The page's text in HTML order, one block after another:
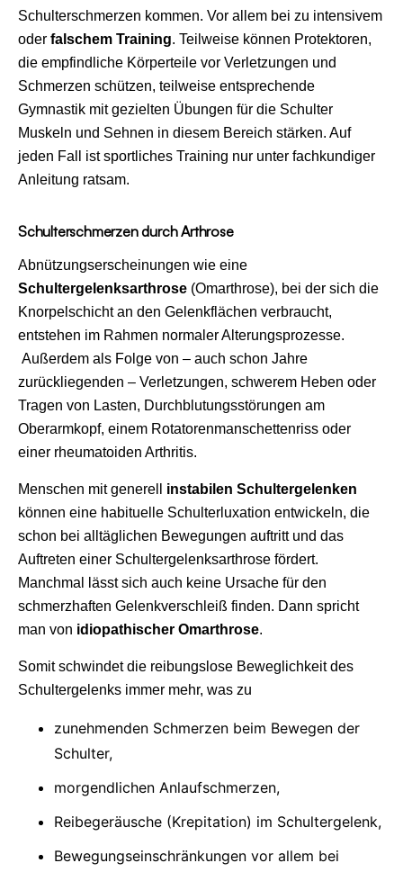
Schulterschmerzen kommen. Vor allem bei zu intensivem
oder falschem Training. Teilweise können Protektoren,
die empfindliche Körperteile vor Verletzungen und
Schmerzen schützen, teilweise entsprechende
Gymnastik mit gezielten Übungen für die Schulter
Muskeln und Sehnen in diesem Bereich stärken. Auf
jeden Fall ist sportliches Training nur unter fachkundiger
Anleitung ratsam.
Schulterschmerzen durch Arthrose
Abnützungserscheinungen wie eine
Schultergelenksarthrose (Omarthrose), bei der sich die
Knorpelschicht an den Gelenkflächen verbraucht,
entstehen im Rahmen normaler Alterungsprozesse.
Außerdem als Folge von – auch schon Jahre
zurückliegenden – Verletzungen, schwerem Heben oder
Tragen von Lasten, Durchblutungsstörungen am
Oberarmkopf, einem Rotatorenmanschettenriss oder
einer rheumatoiden Arthritis.
Menschen mit generell instabilen Schultergelenken
können eine habituelle Schulterluxation entwickeln, die
schon bei alltäglichen Bewegungen auftritt und das
Auftreten einer Schultergelenksarthrose fördert.
Manchmal lässt sich auch keine Ursache für den
schmerzhaften Gelenkverschleiß finden. Dann spricht
man von idiopathischer Omarthrose.
Somit schwindet die reibungslose Beweglichkeit des
Schultergelenks immer mehr, was zu
zunehmenden Schmerzen beim Bewegen der
Schulter,
morgendlichen Anlaufschmerzen,
Reibegeräusche (Krepitation) im Schultergelenk,
Bewegungseinschränkungen vor allem bei